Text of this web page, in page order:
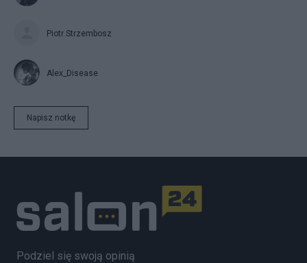
Piotr Strzembosz
Alex_Disease
Napisz notkę
Podziel się swoją opinią